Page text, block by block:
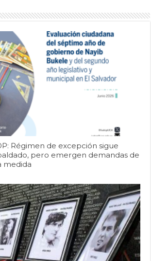
Régimen de excepción sigue
pero emergen demandas de
medida